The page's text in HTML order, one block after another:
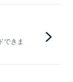
できま